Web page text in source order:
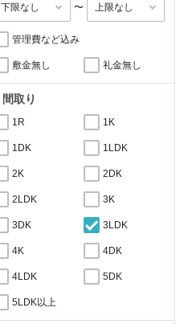
〜
管理費など込み
敷金無し 礼金無し
間取り
1R 1K
1DK 1LDK
2K 2DK
2LDK 3K
3DK 3LDK
4K 4DK
4LDK 5DK
5LDK以上